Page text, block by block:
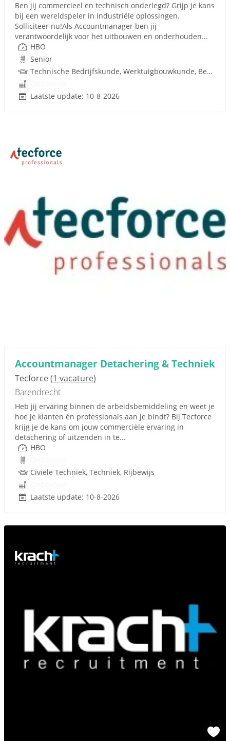
Ben jij commercieel en technisch onderlegd? Grijp je kans
bij een wereldspeler in industriële oplossingen.
Solliciteer nu!Als Accountmanager ben jij
verantwoordelijk voor het uitbouwen en onderhouden...
HBO
Senior
Technische Bedrijfskunde, Werktuigbouwkunde, Bedrijfskunde, Metaal, Techniek
Laatste update: 10-8-2026
Accountmanager Detachering & Techniek
Tecforce(1 vacature)
Barendrecht
Heb jij ervaring binnen de arbeidsbemiddeling en weet je
hoe je klanten én professionals aan je bindt? Bij Tecforce
krijg je de kans om jouw commerciële ervaring in
detachering of uitzenden in te...
HBO
Civiele Techniek, Techniek, Rijbewijs
Laatste update: 10-8-2026